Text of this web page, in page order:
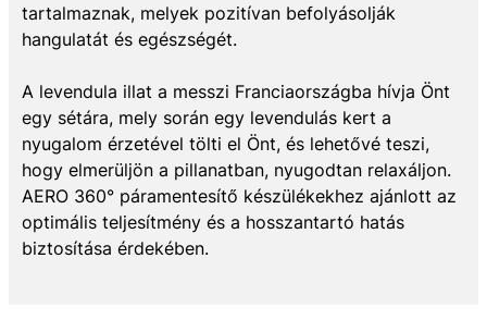
tartalmaznak, melyek pozitívan befolyásolják
hangulatát és egészségét.
A levendula illat a messzi Franciaországba hívja Önt
egy sétára, mely során egy levendulás kert a
nyugalom érzetével tölti el Önt, és lehetővé teszi,
hogy elmerüljön a pillanatban, nyugodtan relaxáljon.
AERO 360° páramentesítő készülékekhez ajánlott az
optimális teljesítmény és a hosszantartó hatás
biztosítása érdekében.